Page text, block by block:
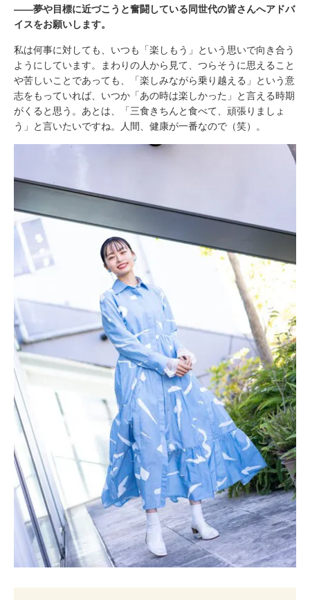
――夢や目標に近づこうと奮闘している同世代の皆さんへアドバ
イスをお願いします。
私は何事に対しても、いつも「楽しもう」という思いで向き合う
ようにしています。まわりの人から見て、つらそうに思えること
や苦しいことであっても、「楽しみながら乗り越える」という意
志をもっていれば、いつか「あの時は楽しかった」と言える時期
がくると思う。あとは、「三食きちんと食べて、頑張りましょ
う」と言いたいですね。人間、健康が一番なので（笑）。